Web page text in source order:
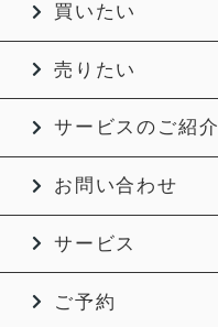
買いたい
売りたい
サービスのご紹介
お問い合わせ
サービス
ご予約